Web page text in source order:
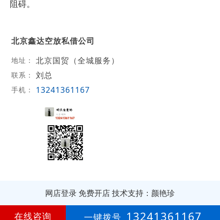
阻碍。
北京鑫达空放私借公司
地址： 北京国贸（全城服务）
联系： 刘总
手机： 13241361167
网店登录 免费开店技术支持：颜艳珍
第2年
在线咨询 一键拨号 13241361167